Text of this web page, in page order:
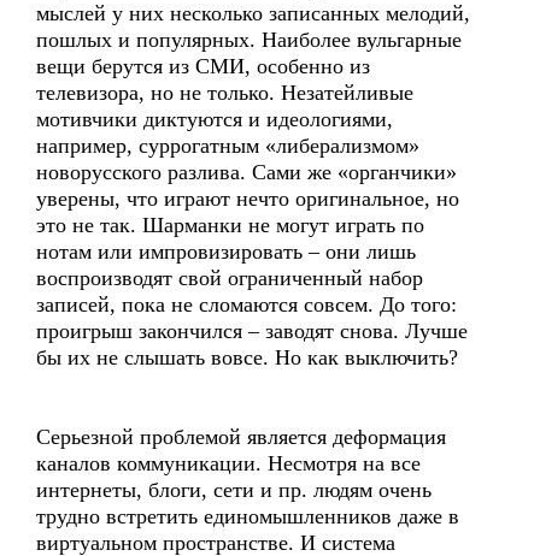
мыслей у них несколько записанных мелодий,
пошлых и популярных. Наиболее вульгарные
вещи берутся из СМИ, особенно из
телевизора, но не только. Незатейливые
мотивчики диктуются и идеологиями,
например, суррогатным «либерализмом»
новорусского разлива. Сами же «органчики»
уверены, что играют нечто оригинальное, но
это не так. Шарманки не могут играть по
нотам или импровизировать – они лишь
воспроизводят свой ограниченный набор
записей, пока не сломаются совсем. До того:
проигрыш закончился – заводят снова. Лучше
бы их не слышать вовсе. Но как выключить?
Серьезной проблемой является деформация
каналов коммуникации. Несмотря на все
интернеты, блоги, сети и пр. людям очень
трудно встретить единомышленников даже в
виртуальном пространстве. И система